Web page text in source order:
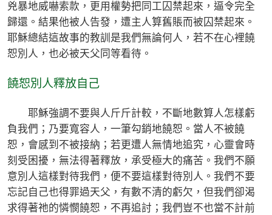
兇暴地威嚇索款，更用權勢把同工囚禁起來，逼令完全
歸還。結果他被人告發，遭主人算舊賬而被囚禁起來。
耶穌總結這故事的教訓是我們無論何人，若不在心裡饒
恕別人，也必被天父同等看待。
饒恕別人釋放自己
耶穌強調不要與人斤斤計較，不斷地數算人怎樣虧
負我們；乃要寬容人，一筆勾銷地饒恕。當人不被饒
恕，會感到不被接納；若更遭人無情地追究，心靈會時
刻受困擾，無法得著釋放，承受極大的痛苦。我們不願
意別人這樣對待我們，便不要這樣對待別人。我們不要
忘記自己也得罪過天父，有數不清的虧欠，但我們卻渴
求得著祂的憐憫饒恕，不再追討；我們豈不也當不計前